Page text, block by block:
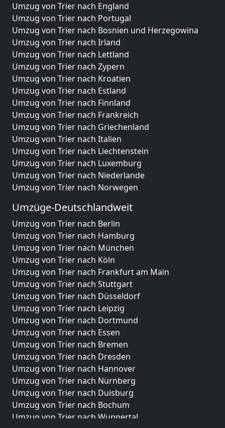
Umzug von Trier nach England
Umzug von Trier nach Portugal
Umzug von Trier nach Bosnien und Herzegowina
Umzug von Trier nach Irland
Umzug von Trier nach Lettland
Umzug von Trier nach Zypern
Umzug von Trier nach Kroatien
Umzug von Trier nach Estland
Umzug von Trier nach Finnland
Umzug von Trier nach Frankreich
Umzug von Trier nach Griechenland
Umzug von Trier nach Italien
Umzug von Trier nach Liechtenstein
Umzug von Trier nach Luxemburg
Umzug von Trier nach Niederlande
Umzug von Trier nach Norwegen
Umzüge-Deutschlandweit
Umzug von Trier nach Berlin
Umzug von Trier nach Hamburg
Umzug von Trier nach München
Umzug von Trier nach Köln
Umzug von Trier nach Frankfurt am Main
Umzug von Trier nach Stuttgart
Umzug von Trier nach Düsseldorf
Umzug von Trier nach Leipzig
Umzug von Trier nach Dortmund
Umzug von Trier nach Essen
Umzug von Trier nach Bremen
Umzug von Trier nach Dresden
Umzug von Trier nach Hannover
Umzug von Trier nach Nürnberg
Umzug von Trier nach Duisburg
Umzug von Trier nach Bochum
Umzug von Trier nach Wuppertal